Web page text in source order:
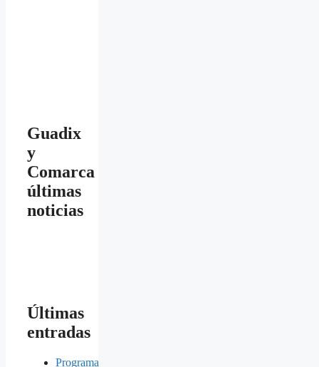
Guadix
y
Comarca
últimas
noticias
Últimas
entradas
Programa